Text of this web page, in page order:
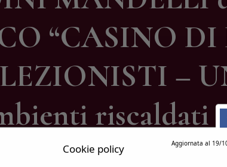
“CASINO
–
riscaldati
Cookie policy Aggiornata al 19/